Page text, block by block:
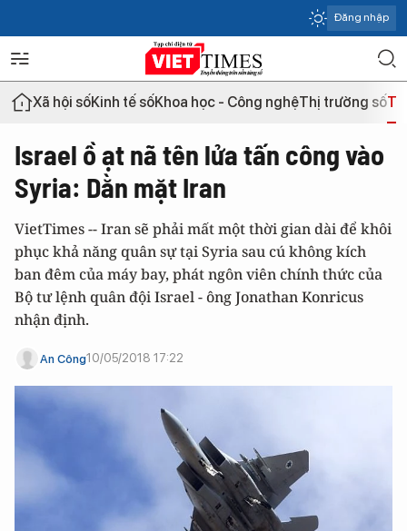
Đăng nhập
Xã hội sốKinh tế sốKhoa học - Công nghệThị trường số
Israel ồ ạt nã tên lửa tấn công vào
Syria: Dằn mặt Iran
VietTimes -- Iran sẽ phải mất một thời gian dài để khôi
phục khả năng quân sự tại Syria sau cú không kích
ban đêm của máy bay, phát ngôn viên chính thức của
Bộ tư lệnh quân đội Israel - ông Jonathan Konricus
nhận định.
An Công10/05/2018 17:22